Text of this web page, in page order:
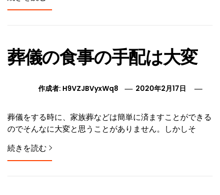
葬儀の食事の手配は大変
作成者: H9VZJBVyxWq8 2020年2月17日
葬儀をする時に、家族葬などは簡単に済ますことができる
のでそんなに大変と思うことがありません。しかしそ
続きを読む